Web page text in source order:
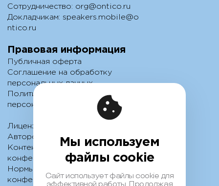
Сотрудничество: org@ontico.ru
Докладчикам: speakers.mobile@o
ntico.ru
Правовая информация
Публичная оферта
Соглашение на обработку
персональных данных
Политика обработки
персональных данных
Лицензионный договор с
Автором
Контентная политика
конференции
Нормы поведения для
конференции
Мы используем
файлы cookie
Сайт использует файлы cookie для